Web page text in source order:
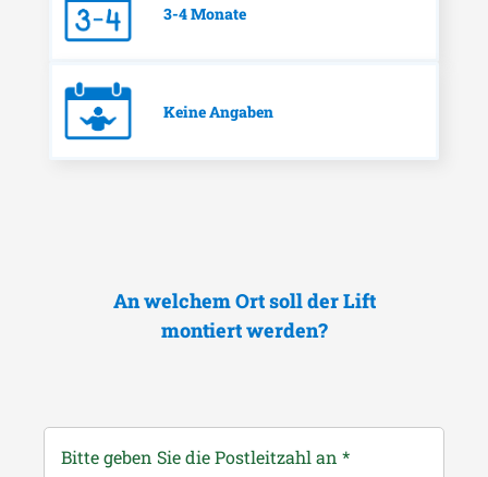
3-4 Monate
Keine Angaben
An welchem Ort soll der Lift
montiert werden?
Bitte geben Sie die Postleitzahl an *